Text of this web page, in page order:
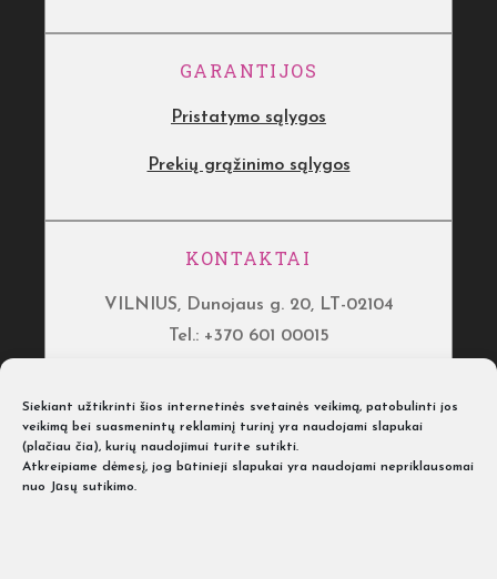
Siekiant užtikrinti šios internetinės svetainės veikimą, patobulinti jos
veikimą bei suasmenintų reklaminį turinį yra naudojami slapukai
(plačiau čia), kurių naudojimui turite sutikti.
Atkreipiame dėmesį, jog būtinieji slapukai yra naudojami nepriklausomai
nuo Jūsų sutikimo.
GARANTIJOS
Pristatymo sąlygos
Prekių grąžinimo sąlygos
KONTAKTAI
VILNIUS, Dunojaus g. 20, LT-02104
Tel.: +370 601 00015
Tel.: +370 601 00017
KLAIPĖDA, Švyturio g. 12, LT-92264